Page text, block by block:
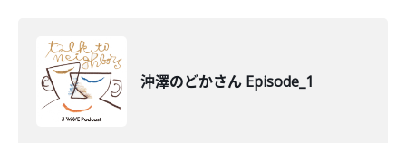
沖澤のどかさん Episode_1